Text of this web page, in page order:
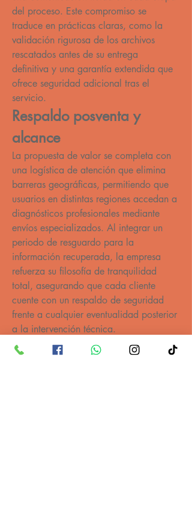
del proceso. Este compromiso se
traduce en prácticas claras, como la
validación rigurosa de los archivos
rescatados antes de su entrega
definitiva y una garantía extendida que
ofrece seguridad adicional tras el
servicio.
Respaldo posventa y
alcance
La propuesta de valor se completa con
una logística de atención que elimina
barreras geográficas, permitiendo que
usuarios en distintas regiones accedan a
diagnósticos profesionales mediante
envíos especializados. Al integrar un
periodo de resguardo para la
información recuperada, la empresa
refuerza su filosofía de tranquilidad
total, asegurando que cada cliente
cuente con un respaldo de seguridad
frente a cualquier eventualidad posterior
a la intervención técnica.
https://udgtv.com/noticias/compuline-y-